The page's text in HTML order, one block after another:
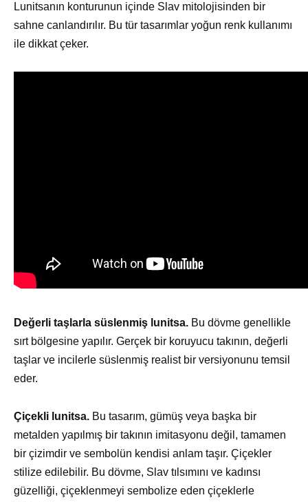
Lunitsanın konturunun içinde Slav mitolojisinden bir
sahne canlandırılır. Bu tür tasarımlar yoğun renk kullanımı
ile dikkat çeker.
Değerli taşlarla süslenmiş lunitsa. Bu dövme genellikle
sırt bölgesine yapılır. Gerçek bir koruyucu takının, değerli
taşlar ve incilerle süslenmiş realist bir versiyonunu temsil
eder.
Çiçekli lunitsa. Bu tasarım, gümüş veya başka bir
metalden yapılmış bir takının imitasyonu değil, tamamen
bir çizimdir ve sembolün kendisi anlam taşır. Çiçekler
stilize edilebilir. Bu dövme, Slav tılsımını ve kadınsı
güzelliği, çiçeklenmeyi sembolize eden çiçeklerle